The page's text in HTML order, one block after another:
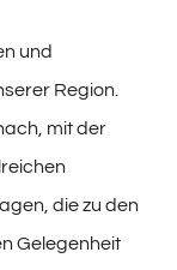
und
Region.
mit der
die zu den
Gelegenheit